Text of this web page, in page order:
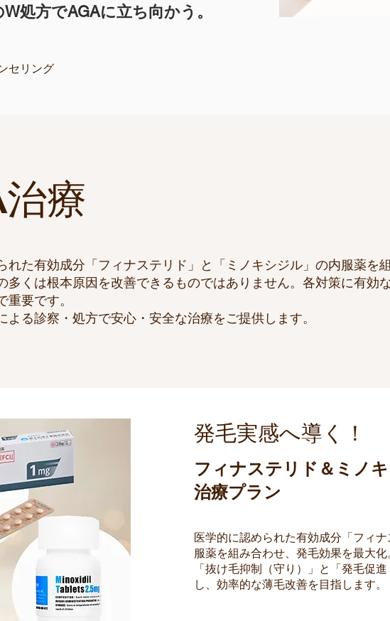
処方でAGAに立ち向かう。
セリング
療
れた有効成分「フィナステリド」と「ミノキシジル」の内服薬を
多くは根本原因を改善できるものではありません。各対策に有効
重要です。
よる診察・処方で安心・安全な治療をご提供します。
発毛実感へ導く！
フィナステリド＆ミノ
治療プラン
医学的に認められた有効成分「フィ
服薬を組み合わせ、発毛効果を最大化
「抜け毛抑制（守り）」と「発毛促
し、効率的な薄毛改善を目指します。